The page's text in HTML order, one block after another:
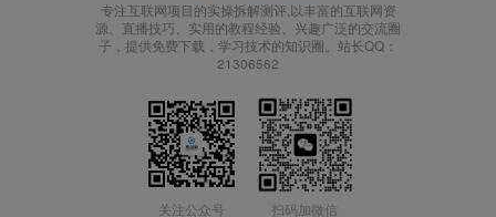
专注互联网项目的实操拆解测评,以丰富的互联网资
源、直播技巧、实用的教程经验、兴趣广泛的交流圈
子，提供免费下载，学习技术的知识圈。站长QQ：
21306562
关注公众号 扫码加微信